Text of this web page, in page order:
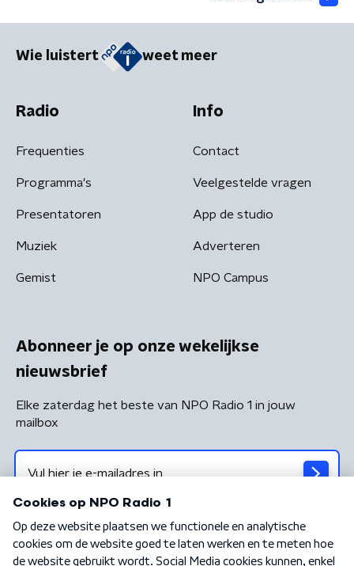
Wie luistert weet meer
Radio
Frequenties
Programma's
Presentatoren
Muziek
Gemist
Info
Contact
Veelgestelde vragen
App de studio
Adverteren
NPO Campus
Abonneer je op onze wekelijkse
nieuwsbrief
Elke zaterdag het beste van NPO Radio 1 in jouw
mailbox